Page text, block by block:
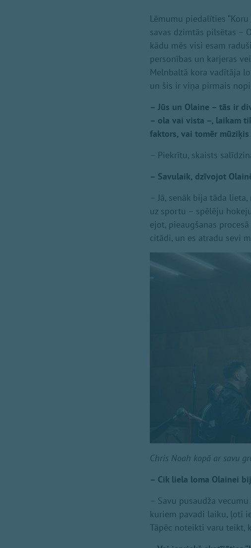
Lēmumu piedalīties
savas dzimtās pilsētas –
kādu mēs visi esam
personības un karjeras
Melnbaltā kora vadītāja
un šis ir viņa pirmais
– Jūs un Olaine – tās ir
– ola vai vista –, laikam
faktors, vai tomēr mūziķis
– Piekrītu, skaists
– Savulaik, dzīvojot
– Jā, senāk bija tāda
uz sportu – spēlēju
ejot, pieaugšanas
citādi, un es atradu sevi
Chris Noah kopā ar savu
– Cik liela loma Olainei
– Savu pusaudža
kuriem pavadi laiku, ļoti
Tāpēc noteikti varu teikt,